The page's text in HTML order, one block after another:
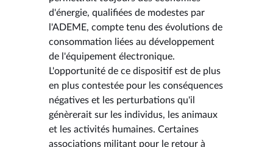
d'énergie, qualifiées de modestes par
l'ADEME, compte tenu des évolutions de
consommation liées au développement
de l'équipement électronique.
L'opportunité de ce dispositif est de plus
en plus contestée pour les conséquences
négatives et les perturbations qu'il
génèrerait sur les individus, les animaux
et les activités humaines. Certaines
associations militant pour le retour à